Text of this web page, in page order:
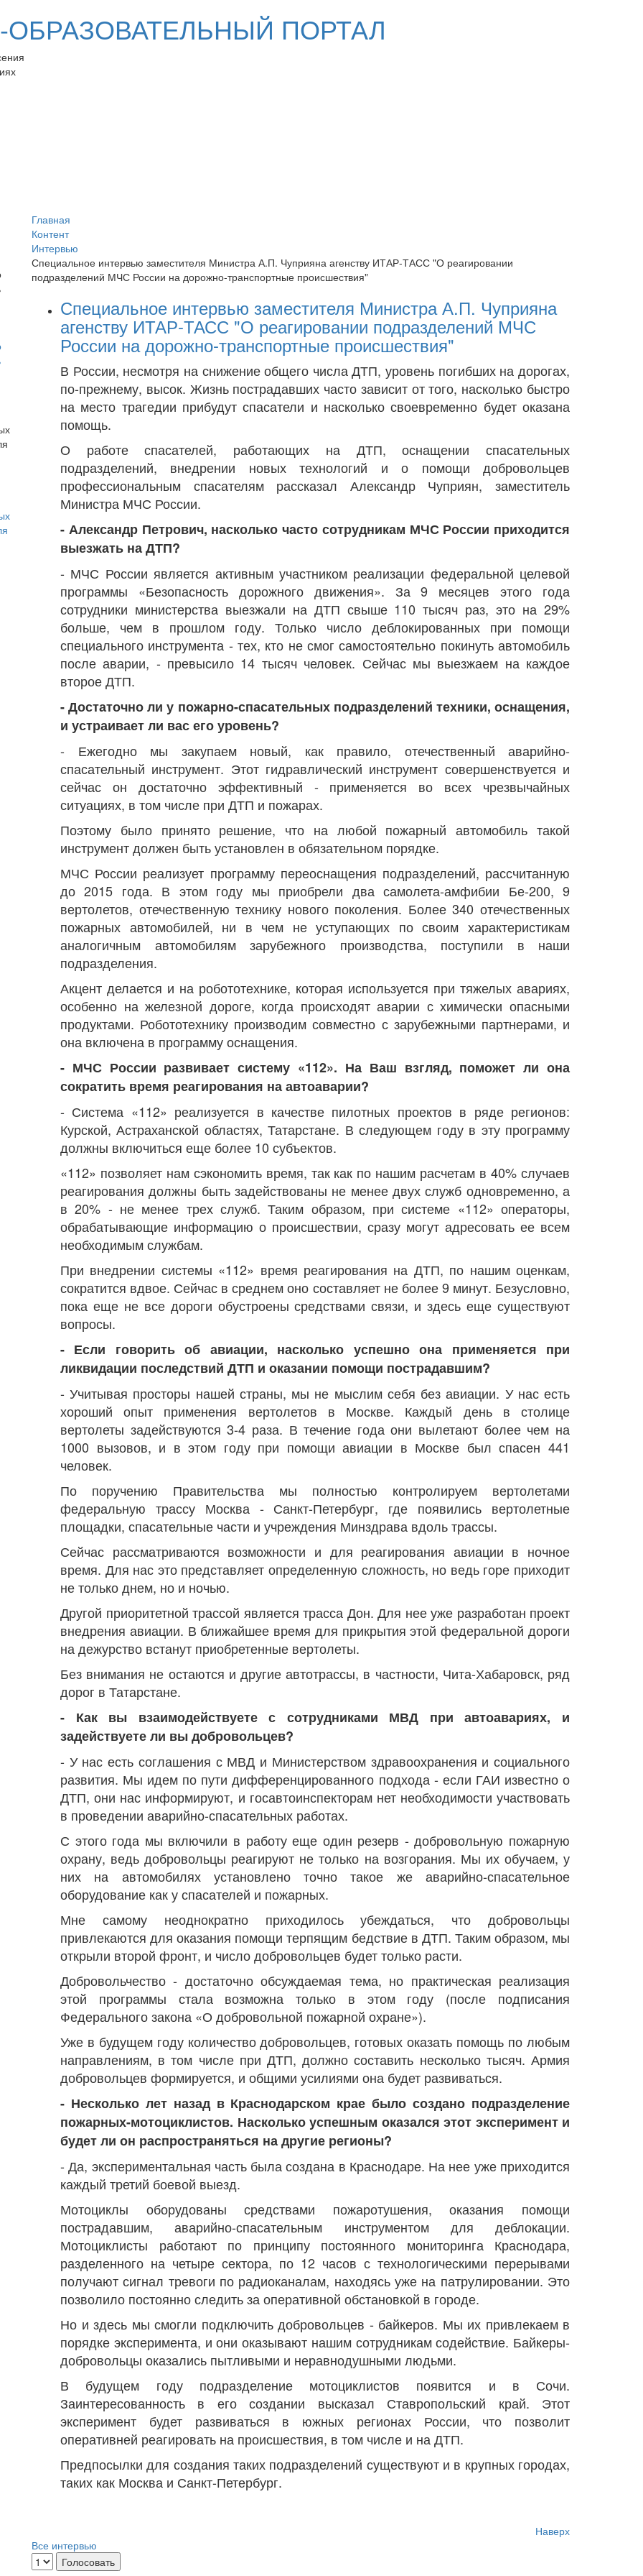
ПОРТАЛ
Главная
Контент
Интервью
Специальное интервью заместителя Министра А.П. Чуприяна агенству ИТАР-ТАСС "О реагировании
подразделений МЧС России на дорожно-транспортные происшествия"
Специальное интервью заместителя Министра А.П. Чуприяна
агенству ИТАР-ТАСС "О реагировании подразделений МЧС
России на дорожно-транспортные происшествия"
В России, несмотря на снижение общего числа ДТП, уровень погибших на дорогах,
по-прежнему, высок. Жизнь пострадавших часто зависит от того, насколько быстро
на место трагедии прибудут спасатели и насколько своевременно будет оказана
помощь.
О работе спасателей, работающих на ДТП, оснащении спасательных
подразделений, внедрении новых технологий и о помощи добровольцев
профессиональным спасателям рассказал Александр Чуприян, заместитель
Министра МЧС России.
- Александр Петрович, насколько часто сотрудникам МЧС России приходится
выезжать на ДТП?
- МЧС России является активным участником реализации федеральной целевой
программы «Безопасность дорожного движения». За 9 месяцев этого года
сотрудники министерства выезжали на ДТП свыше 110 тысяч раз, это на 29%
больше, чем в прошлом году. Только число деблокированных при помощи
специального инструмента - тех, кто не смог самостоятельно покинуть автомобиль
после аварии, - превысило 14 тысяч человек. Сейчас мы выезжаем на каждое
второе ДТП.
- Достаточно ли у пожарно-спасательных подразделений техники, оснащения,
и устраивает ли вас его уровень?
- Ежегодно мы закупаем новый, как правило, отечественный аварийно-
спасательный инструмент. Этот гидравлический инструмент совершенствуется и
сейчас он достаточно эффективный - применяется во всех чрезвычайных
ситуациях, в том числе при ДТП и пожарах.
Поэтому было принято решение, что на любой пожарный автомобиль такой
инструмент должен быть установлен в обязательном порядке.
МЧС России реализует программу переоснащения подразделений, рассчитанную
до 2015 года. В этом году мы приобрели два самолета-амфибии Бе-200, 9
вертолетов, отечественную технику нового поколения. Более 340 отечественных
пожарных автомобилей, ни в чем не уступающих по своим характеристикам
аналогичным автомобилям зарубежного производства, поступили в наши
подразделения.
Акцент делается и на робототехнике, которая используется при тяжелых авариях,
особенно на железной дороге, когда происходят аварии с химически опасными
продуктами. Робототехнику производим совместно с зарубежными партнерами, и
она включена в программу оснащения.
- МЧС России развивает систему «112». На Ваш взгляд, поможет ли она
сократить время реагирования на автоаварии?
- Система «112» реализуется в качестве пилотных проектов в ряде регионов:
Курской, Астраханской областях, Татарстане. В следующем году в эту программу
должны включиться еще более 10 субъектов.
«112» позволяет нам сэкономить время, так как по нашим расчетам в 40% случаев
реагирования должны быть задействованы не менее двух служб одновременно, а
в 20% - не менее трех служб. Таким образом, при системе «112» операторы,
обрабатывающие информацию о происшествии, сразу могут адресовать ее всем
необходимым службам.
При внедрении системы «112» время реагирования на ДТП, по нашим оценкам,
сократится вдвое. Сейчас в среднем оно составляет не более 9 минут. Безусловно,
пока еще не все дороги обустроены средствами связи, и здесь еще существуют
вопросы.
- Если говорить об авиации, насколько успешно она применяется при
ликвидации последствий ДТП и оказании помощи пострадавшим?
- Учитывая просторы нашей страны, мы не мыслим себя без авиации. У нас есть
хороший опыт применения вертолетов в Москве. Каждый день в столице
вертолеты задействуются 3-4 раза. В течение года они вылетают более чем на
1000 вызовов, и в этом году при помощи авиации в Москве был спасен 441
человек.
По поручению Правительства мы полностью контролируем вертолетами
федеральную трассу Москва - Санкт-Петербург, где появились вертолетные
площадки, спасательные части и учреждения Минздрава вдоль трассы.
Сейчас рассматриваются возможности и для реагирования авиации в ночное
время. Для нас это представляет определенную сложность, но ведь горе приходит
не только днем, но и ночью.
Другой приоритетной трассой является трасса Дон. Для нее уже разработан проект
внедрения авиации. В ближайшее время для прикрытия этой федеральной дороги
на дежурство встанут приобретенные вертолеты.
Без внимания не остаются и другие автотрассы, в частности, Чита-Хабаровск, ряд
дорог в Татарстане.
- Как вы взаимодействуете с сотрудниками МВД при автоавариях, и
задействуете ли вы добровольцев?
- У нас есть соглашения с МВД и Министерством здравоохранения и социального
развития. Мы идем по пути дифференцированного подхода - если ГАИ известно о
ДТП, они нас информируют, и госавтоинспекторам нет необходимости участвовать
в проведении аварийно-спасательных работах.
С этого года мы включили в работу еще один резерв - добровольную пожарную
охрану, ведь добровольцы реагируют не только на возгорания. Мы их обучаем, у
них на автомобилях установлено точно такое же аварийно-спасательное
оборудование как у спасателей и пожарных.
Мне самому неоднократно приходилось убеждаться, что добровольцы
привлекаются для оказания помощи терпящим бедствие в ДТП. Таким образом, мы
открыли второй фронт, и число добровольцев будет только расти.
Добровольчество - достаточно обсуждаемая тема, но практическая реализация
этой программы стала возможна только в этом году (после подписания
Федерального закона «О добровольной пожарной охране»).
Уже в будущем году количество добровольцев, готовых оказать помощь по любым
направлениям, в том числе при ДТП, должно составить несколько тысяч. Армия
добровольцев формируется, и общими усилиями она будет развиваться.
- Несколько лет назад в Краснодарском крае было создано подразделение
пожарных-мотоциклистов. Насколько успешным оказался этот эксперимент и
будет ли он распространяться на другие регионы?
- Да, экспериментальная часть была создана в Краснодаре. На нее уже приходится
каждый третий боевой выезд.
Мотоциклы оборудованы средствами пожаротушения, оказания помощи
пострадавшим, аварийно-спасательным инструментом для деблокации.
Мотоциклисты работают по принципу постоянного мониторинга Краснодара,
разделенного на четыре сектора, по 12 часов с технологическими перерывами
получают сигнал тревоги по радиоканалам, находясь уже на патрулировании. Это
позволило постоянно следить за оперативной обстановкой в городе.
Но и здесь мы смогли подключить добровольцев - байкеров. Мы их привлекаем в
порядке эксперимента, и они оказывают нашим сотрудникам содействие. Байкеры-
добровольцы оказались пытливыми и неравнодушными людьми.
В будущем году подразделение мотоциклистов появится и в Сочи.
Заинтересованность в его создании высказал Ставропольский край. Этот
эксперимент будет развиваться в южных регионах России, что позволит
оперативней реагировать на происшествия, в том числе и на ДТП.
Предпосылки для создания таких подразделений существуют и в крупных городах,
таких как Москва и Санкт-Петербург.
Наверх
Все интервью